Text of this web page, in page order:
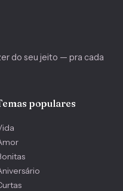
do seu jeito — pra cada
populares